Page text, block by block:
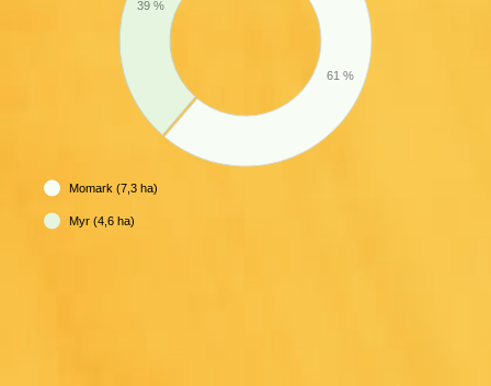
61 %
39 %
Momark (7,3 ha)
Myr (4,6 ha)